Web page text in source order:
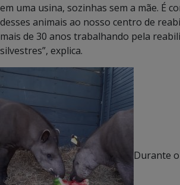
em uma usina, sozinhas sem a mãe. É
desses animais ao nosso centro de
mais de 30 anos trabalhando pela
silvestres”, explica.
Durante